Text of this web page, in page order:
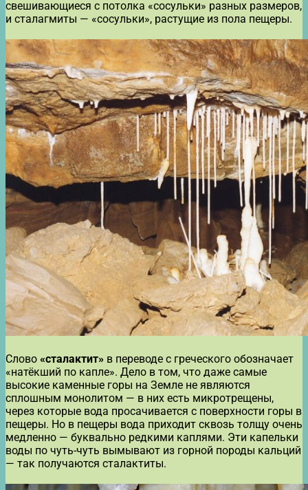
свешивающиеся с потолка «сосульки» разных размеров,
и сталагмиты — «сосульки», растущие из пола пещеры.
Слово «сталактит» в переводе с греческого обозначает
«натёкший по капле». Дело в том, что даже самые
высокие каменные горы на Земле не являются
сплошным монолитом — в них есть микротрещены,
через которые вода просачивается с поверхности горы в
пещеры. Но в пещеры вода приходит сквозь толщу очень
медленно — буквально редкими каплями. Эти капельки
воды по чуть-чуть вымывают из горной породы кальций
— так получаются сталактиты.